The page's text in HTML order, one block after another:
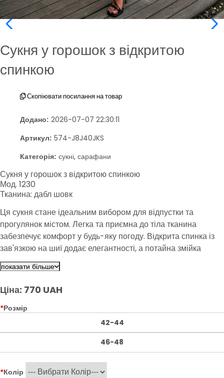
Сукня у горошок з відкритою
спинкою
Скопіювати посилання на товар
Додано: 2026-07-07 22:30:11
Артикул: 574-J8J40JKS
Категорія: сукні, сарафани
Сукня у горошок з відкритою спинкою
Мод. 1230
Тканина: дабл шовк
Ця сукня стане ідеальним вибором для відпустки та
прогулянок містом. Легка та приємна до тіла тканина
забезпечує комфорт у будь-яку погоду. Відкрита спинка із
зав'язкою на шиї додає елегантності, а потайна змійка
робить її ще більш зручною. Виберіть цю сукню для
стильного образу.
показати більше
Ціна: 770 UAH
*Розмір
42-44
46-48
*Колір